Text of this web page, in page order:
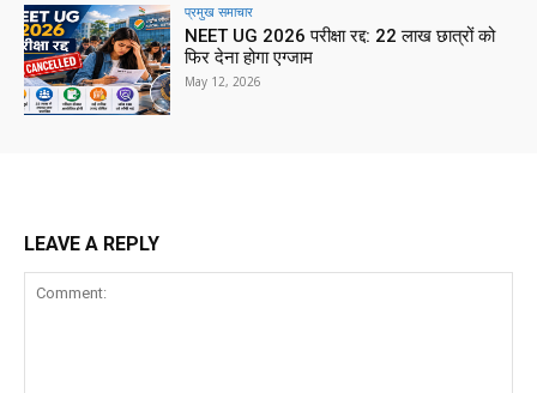
प्रमुख समाचार‎
NEET UG 2026 परीक्षा रद्द: 22 लाख छात्रों को
फिर देना होगा एग्जाम
May 12, 2026
LEAVE A REPLY